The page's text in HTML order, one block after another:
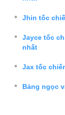
Jhin tốc
Jayce tốc
nhất
Jax tốc
Bảng ngọc